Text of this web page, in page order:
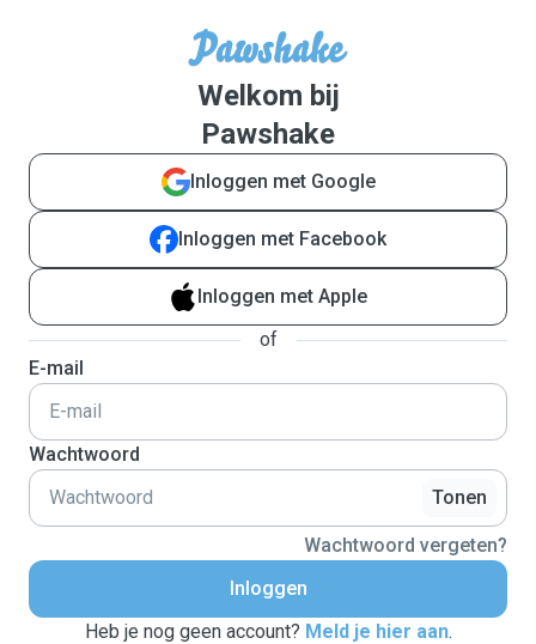
Welkom bij
Pawshake
Inloggen met Google
Inloggen met Facebook
Inloggen met Apple
of
E-mail
Wachtwoord
Tonen
Wachtwoord vergeten?
Inloggen
Heb je nog geen account? Meld je hier aan.